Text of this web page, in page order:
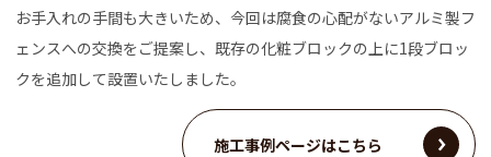
お手入れの手間も大きいため、今回は腐食の心配がないアルミ製フ
ェンスへの交換をご提案し、既存の化粧ブロックの上に1段ブロッ
クを追加して設置いたしました。
施工事例ページはこちら